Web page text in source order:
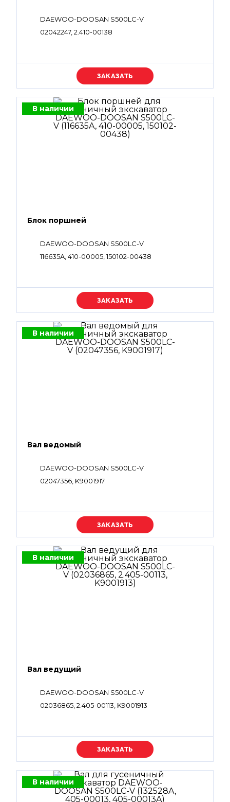
DAEWOO-DOOSAN S500LC-V
02042247, 2.410-00138
Уточняйте цену
В наличии
Блок поршней
DAEWOO-DOOSAN S500LC-V
116635A, 410-00005, 150102-00438
Уточняйте цену
В наличии
Вал ведомый
DAEWOO-DOOSAN S500LC-V
02047356, K9001917
Уточняйте цену
В наличии
Вал ведущий
DAEWOO-DOOSAN S500LC-V
02036865, 2.405-00113, K9001913
Уточняйте цену
В наличии